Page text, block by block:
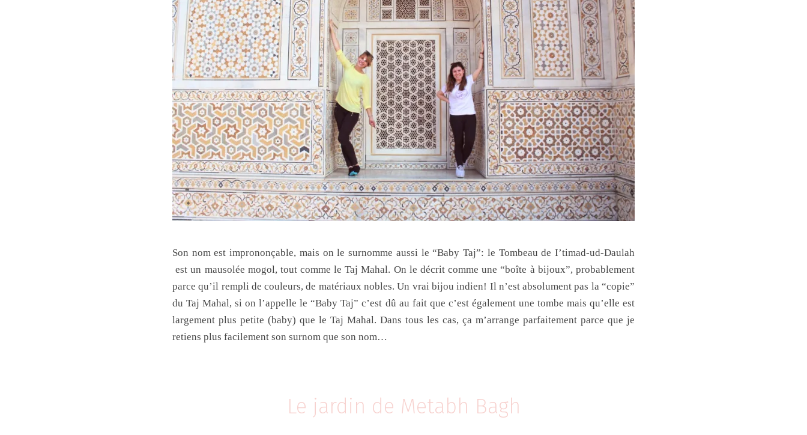
Son nom est imprononçable, mais on le surnomme aussi le “Baby Taj”: le Tombeau de I’timad-ud-Daulah
est un mausolée mogol, tout comme le Taj Mahal. On le décrit comme une “boîte à bijoux”, probablement
parce qu’il rempli de couleurs, de matériaux nobles. Un vrai bijou indien! Il n’est absolument pas la “copie”
du Taj Mahal, si on l’appelle le “Baby Taj” c’est dû au fait que c’est également une tombe mais qu’elle est
largement plus petite (baby) que le Taj Mahal. Dans tous les cas, ça m’arrange parfaitement parce que je
retiens plus facilement son surnom que son nom…
Le jardin de Metabh Bagh